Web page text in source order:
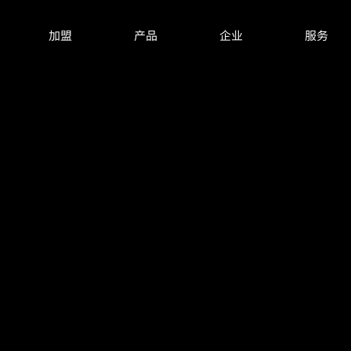
加盟 产品 企业 服务